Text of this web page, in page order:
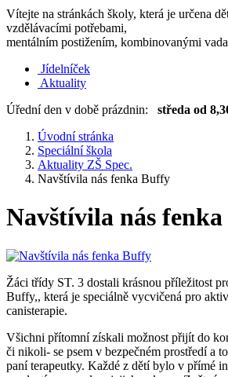
Vítejte na stránkách školy, která je určena
vzdělávacími potřebami,
mentálním postižením, kombinovanými
Jídelníček
Aktuality
Úřední den v době prázdnin: středa od
Úvodní stránka
Speciální škola
Aktuality ZŠ Spec.
Navštívila nás fenka Buffy
Navštívila nás
Žáci třídy ST. 3 dostali krásnou příležitost
Buffy,, která je speciálně vycvičená pro
canisterapie.
Všichni přítomní získali možnost přijít do
či nikoli- se psem v bezpečném prostředí a
paní terapeutky. Každé z dětí bylo v přímé